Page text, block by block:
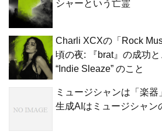
シャーという亡霊
Charli XCXの「Rock
頃の夜: 『brat』の成功
“Indie Sleaze” のこと
ミュージシャンは「楽
生成AIはミュージシャン